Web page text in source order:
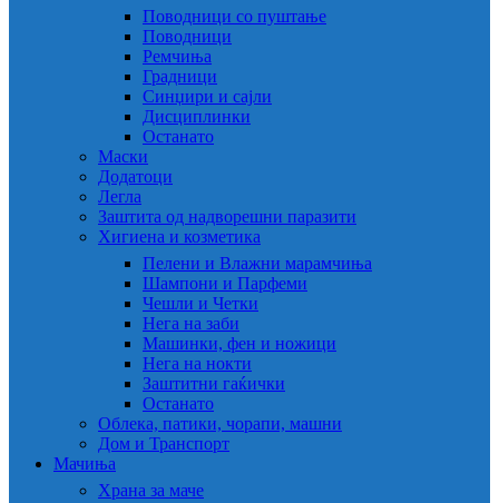
Поводници со пуштање
Поводници
Ремчиња
Градници
Синџири и сајли
Дисциплинки
Останато
Маски
Додатоци
Легла
Заштита од надворешни паразити
Хигиена и козметика
Пелени и Влажни марамчиња
Шампони и Парфеми
Чешли и Четки
Нега на заби
Машинки, фен и ножици
Нега на нокти
Заштитни гаќички
Останато
Облека, патики, чорапи, машни
Дом и Транспорт
Мачиња
Храна за маче